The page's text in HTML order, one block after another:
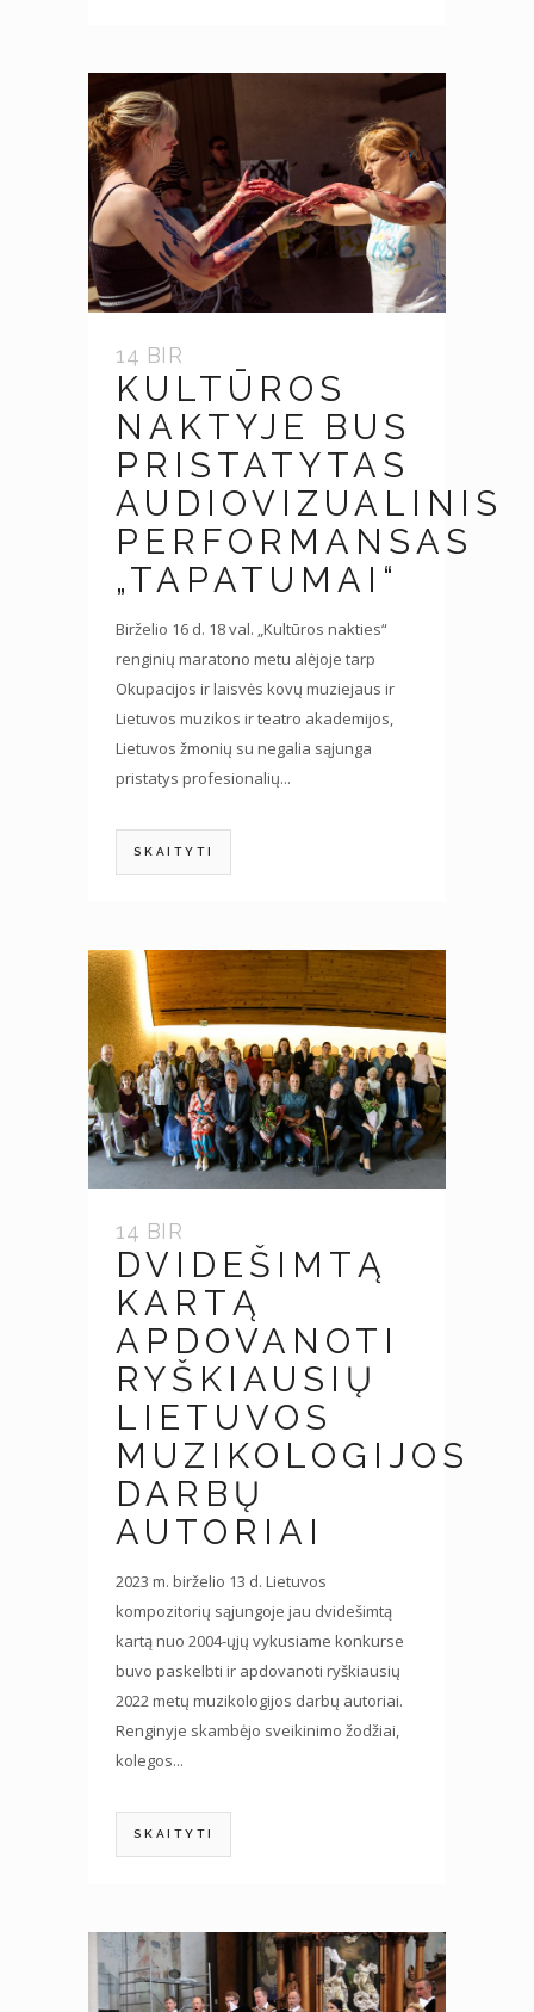
14 BIR
KULTŪROS
NAKTYJE BUS
PRISTATYTAS
AUDIOVIZUALINIS
PERFORMANSAS
„TAPATUMAI“
Birželio 16 d. 18 val. „Kultūros nakties“
renginių maratono metu alėjoje tarp
Okupacijos ir laisvės kovų muziejaus ir
Lietuvos muzikos ir teatro akademijos,
Lietuvos žmonių su negalia sąjunga
pristatys profesionalių...
SKAITYTI
14 BIR
DVIDEŠIMTĄ
KARTĄ
APDOVANOTI
RYŠKIAUSIŲ
LIETUVOS
MUZIKOLOGIJOS
DARBŲ
AUTORIAI
2023 m. birželio 13 d. Lietuvos
kompozitorių sąjungoje jau dvidešimtą
kartą nuo 2004-ųjų vykusiame konkurse
buvo paskelbti ir apdovanoti ryškiausių
2022 metų muzikologijos darbų autoriai.
Renginyje skambėjo sveikinimo žodžiai,
kolegos...
SKAITYTI